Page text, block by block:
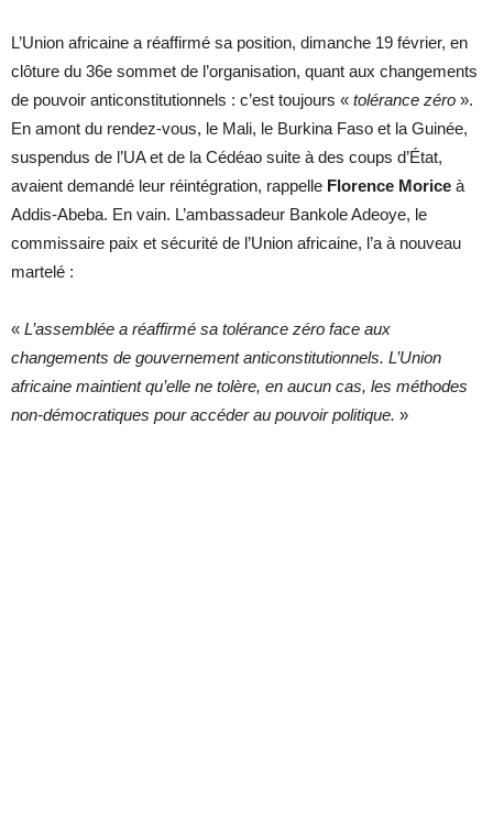
L’Union africaine a réaffirmé sa position, dimanche 19 février, en
clôture du 36e sommet de l’organisation, quant aux changements
de pouvoir anticonstitutionnels : c’est toujours « tolérance zéro ».
En amont du rendez-vous, le Mali, le Burkina Faso et la Guinée,
suspendus de l’UA et de la Cédéao suite à des coups d’État,
avaient demandé leur réintégration, rappelle Florence Morice à
Addis-Abeba. En vain. L’ambassadeur Bankole Adeoye, le
commissaire paix et sécurité de l’Union africaine, l’a à nouveau
martelé :
« L’assemblée a réaffirmé sa tolérance zéro face aux
changements de gouvernement anticonstitutionnels. L’Union
africaine maintient qu’elle ne tolère, en aucun cas, les méthodes
non-démocratiques pour accéder au pouvoir politique. »